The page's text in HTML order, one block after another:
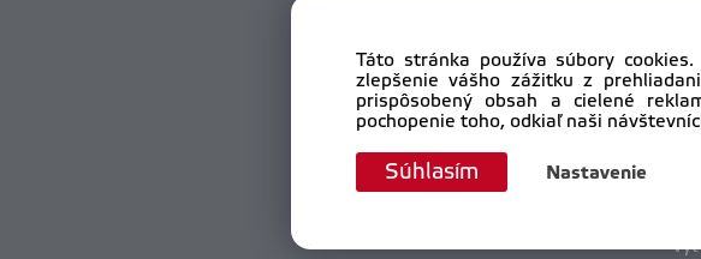
Copyright © 2012 -
Táto stránka používa súbory
zlepšenie vášho zážitku z
prispôsobený obsah a cielené
pochopenie toho, odkiaľ naši
Súhlasím Nastavenie